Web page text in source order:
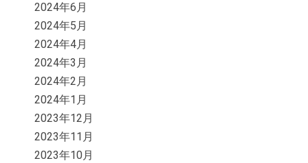
2024年6月
2024年5月
2024年4月
2024年3月
2024年2月
2024年1月
2023年12月
2023年11月
2023年10月